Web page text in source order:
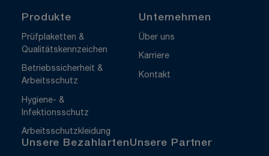
Produkte
Prüfplaketten &
Qualitätskennzeichen
Betriebssicherheit &
Arbeitsschutz
Hygiene- &
Infektionsschutz
Arbeitsschutzkleidung
Unternehmen
Über uns
Karriere
Kontakt
Unsere BezahlartenUnsere Partner